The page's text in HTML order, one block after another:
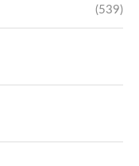
(539)